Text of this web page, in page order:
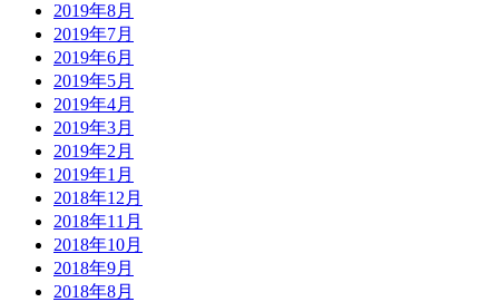
2019年8月
2019年7月
2019年6月
2019年5月
2019年4月
2019年3月
2019年2月
2019年1月
2018年12月
2018年11月
2018年10月
2018年9月
2018年8月